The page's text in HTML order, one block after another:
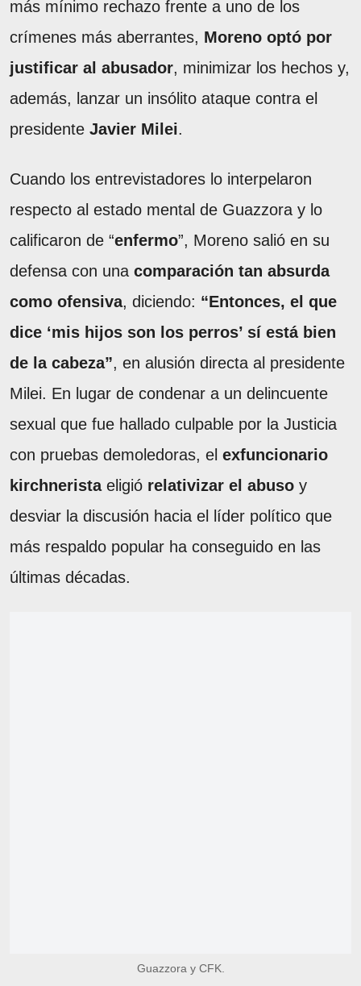
más mínimo rechazo frente a uno de los
crímenes más aberrantes, Moreno optó por
justificar al abusador, minimizar los hechos y,
además, lanzar un insólito ataque contra el
presidente Javier Milei.
Cuando los entrevistadores lo interpelaron
respecto al estado mental de Guazzora y lo
calificaron de “enfermo”, Moreno salió en su
defensa con una comparación tan absurda
como ofensiva, diciendo: “Entonces, el que
dice ‘mis hijos son los perros’ sí está bien
de la cabeza”, en alusión directa al presidente
Milei. En lugar de condenar a un delincuente
sexual que fue hallado culpable por la Justicia
con pruebas demoledoras, el exfuncionario
kirchneristaeligió relativizar el abuso y
desviar la discusión hacia el líder político que
más respaldo popular ha conseguido en las
últimas décadas.
Guazzora y CFK.